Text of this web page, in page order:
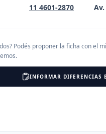
Error al
11 4601-2870
Podés proponer la ficha con el
INFORMAR DIFERENCIAS